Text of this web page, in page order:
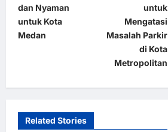
t
n
i
dan Nyaman
untuk Kota
Medan
untuk
Mengatasi
Masalah Parkir
di Kota
Metropolitan
Related Stories